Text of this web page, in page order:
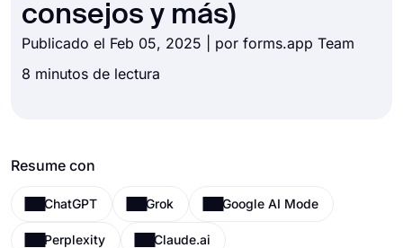
consejos y más)
Publicado el Feb 05, 2025 | por forms.app Team
8 minutos de lectura
Resume con
ChatGPT Grok Google AI Mode
Perplexity Claude.ai